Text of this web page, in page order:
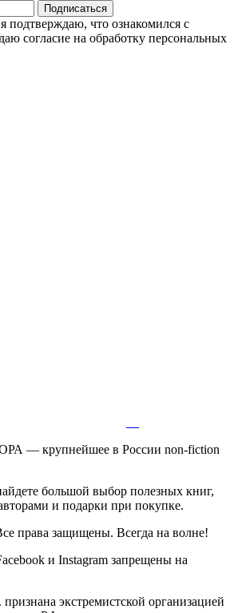
Подписаться
подтверждаю, что ознакомился с
согласие на обработку персональных
— крупнейшее в России non-fiction
большой выбор полезных книг,
и подарки при покупке.
права защищены. Всегда на волне!
и Instagram запрещены на
экстремистской организацией